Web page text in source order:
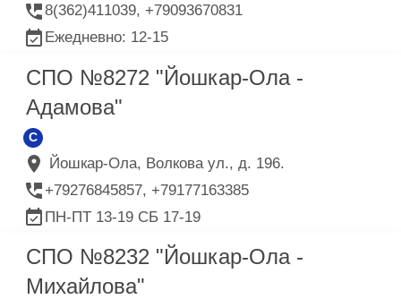
8(362)411039, +79093670831
Ежедневно: 12-15
СПО №8272 "Йошкар-Ола -
Адамова"
C
Йошкар-Ола, Волкова ул., д. 196.
+79276845857, +79177163385
ПН-ПТ 13-19 СБ 17-19
СПО №8232 "Йошкар-Ола -
Михайлова"